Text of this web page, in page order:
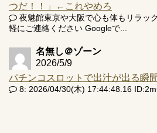
つだ！！」←これやめろ
夜魅館東京や大阪で心も体もリラッ
軽にご連絡ください Googleで...
名無し＠ゾーン
2026/5/9
パチンコスロットで出汁が出る瞬間
8: 2026/04/30(木) 17:44:48.16